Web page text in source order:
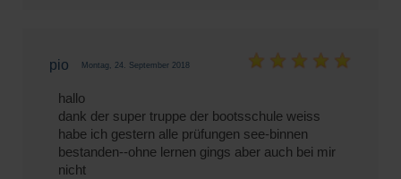
pio Montag, 24. September 2018
hallo
dank der super truppe der bootsschule weiss
habe ich gestern alle prüfungen see-binnen
bestanden--ohne lernen gings aber auch bei mir
nicht